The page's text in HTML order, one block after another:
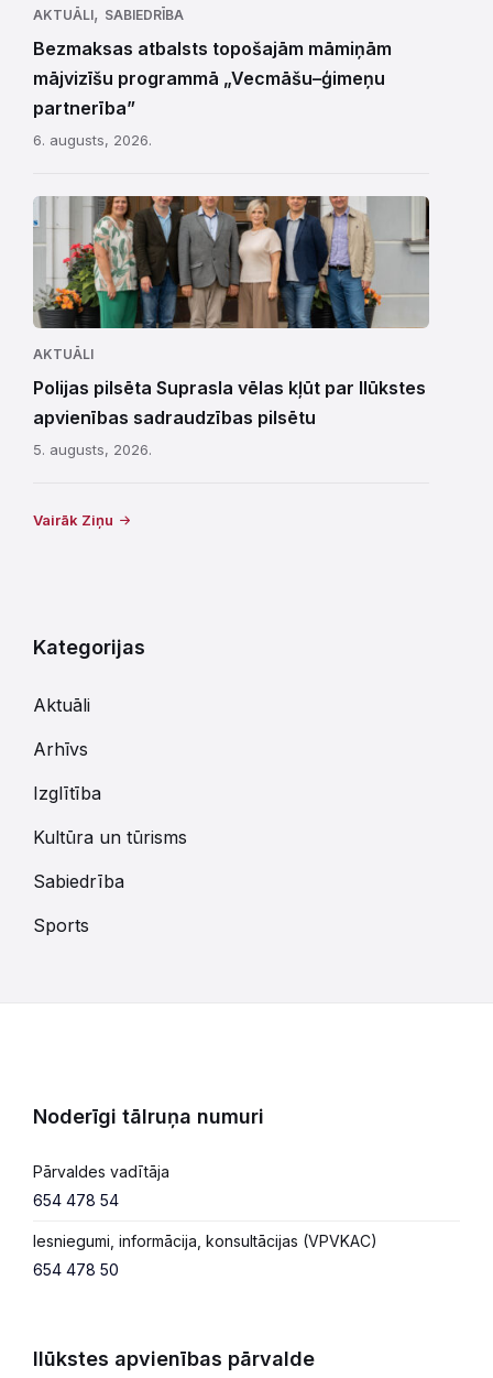
AKTUĀLI, SABIEDRĪBA
Bezmaksas atbalsts topošajām māmiņām
mājvizīšu programmā „Vecmāšu–ģimeņu
partnerība”
6. augusts, 2026.
AKTUĀLI
Polijas pilsēta Suprasla vēlas kļūt par Ilūkstes
apvienības sadraudzības pilsētu
5. augusts, 2026.
Vairāk Ziņu
Kategorijas
Aktuāli
Arhīvs
Izglītība
Kultūra un tūrisms
Sabiedrība
Sports
Noderīgi tālruņa numuri
Pārvaldes vadītāja
654 478 54
Iesniegumi, informācija, konsultācijas (VPVKAC)
654 478 50
Ilūkstes apvienības pārvalde